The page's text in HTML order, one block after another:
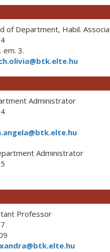
of Department, Habil.
em. 3.
Administrator
Administrator
Professor